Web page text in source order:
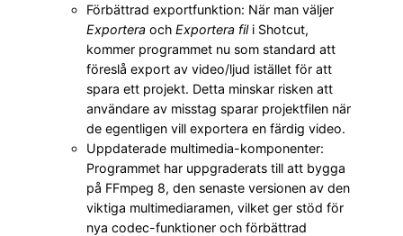
Förbättrad exportfunktion: När man väljer
Exportera och Exportera fili Shotcut,
kommer programmet nu som standard att
föreslå export av video/ljud istället för att
spara ett projekt. Detta minskar risken att
användare av misstag sparar projektfilen när
de egentligen vill exportera en färdig video.
Uppdaterade multimedia-komponenter:
Programmet har uppgraderats till att bygga
på FFmpeg 8, den senaste versionen av den
viktiga multimediaramen, vilket ger stöd för
nya codec-funktioner och förbättrad